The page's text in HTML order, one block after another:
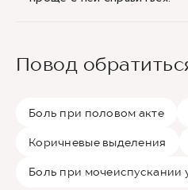
Повод
Боль при половом акте
Коричневые выделения
Боль при мочеиспускании